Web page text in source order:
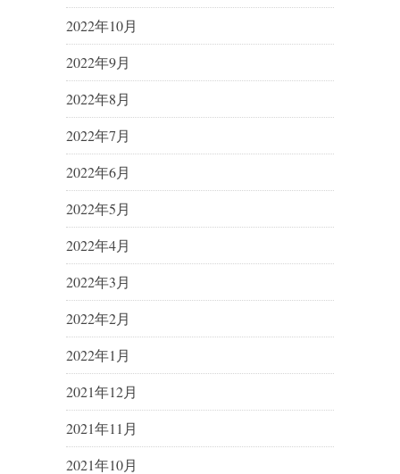
2022年10月
2022年9月
2022年8月
2022年7月
2022年6月
2022年5月
2022年4月
2022年3月
2022年2月
2022年1月
2021年12月
2021年11月
2021年10月